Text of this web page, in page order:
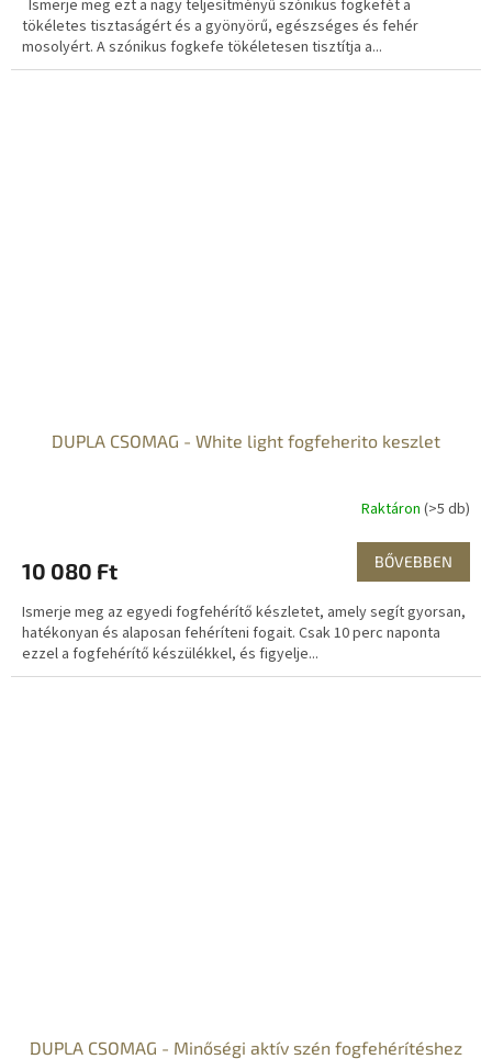
Ismerje meg ezt a nagy teljesítményű szónikus fogkefét a
tökéletes tisztaságért és a gyönyörű, egészséges és fehér
mosolyért. A szónikus fogkefe tökéletesen tisztítja a...
DUPLA CSOMAG - White light fogfeherito keszlet
Raktáron (>5 db)
10 080 Ft BŐVEBBEN
Ismerje meg az egyedi fogfehérítő készletet, amely segít gyorsan,
hatékonyan és alaposan fehéríteni fogait. Csak 10 perc naponta
ezzel a fogfehérítő készülékkel, és figyelje...
DUPLA CSOMAG - Minőségi aktív szén fogfehérítéshez